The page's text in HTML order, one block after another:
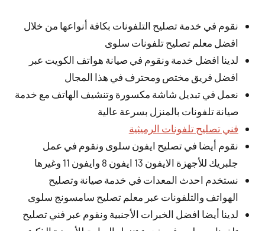
نقوم في خدمة تصليح التلفونات بكافة أنواعها من خلال
افضل معلم تصليح تلفونات سلوى
لدينا افضل خدمة ونقوم في صيانة هواتف الكويت عبر
افضل فريق مختص ومحترف في هذا المجال
نعمل في تبديل شاشة مكسورة وتنشيف الهاتف مع خدمة
صيانة تلفونات بالمنزل بسرعة عالية
فني تصليح تلفونات الرميثية
نقوم أيضا في تصليح ايفون سلوى ونقوم في عمل
جلبريك للأجهزة الايفون 13 ايفون 8 وايفون 11 وغيرها
نستخدم احدث المعدات في خدمة صيانة وتصليح
الهواتف والتلفونات عبر معلم تصليح سامسونج سلوى
لدينا أيضا افضل الخبرات الأجنبية ونقوم عبر فني تصليح